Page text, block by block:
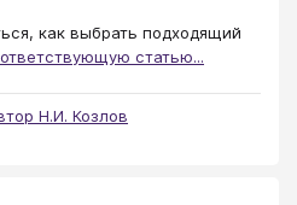
как выбрать подходящий
статью...
Н.И. Козлов